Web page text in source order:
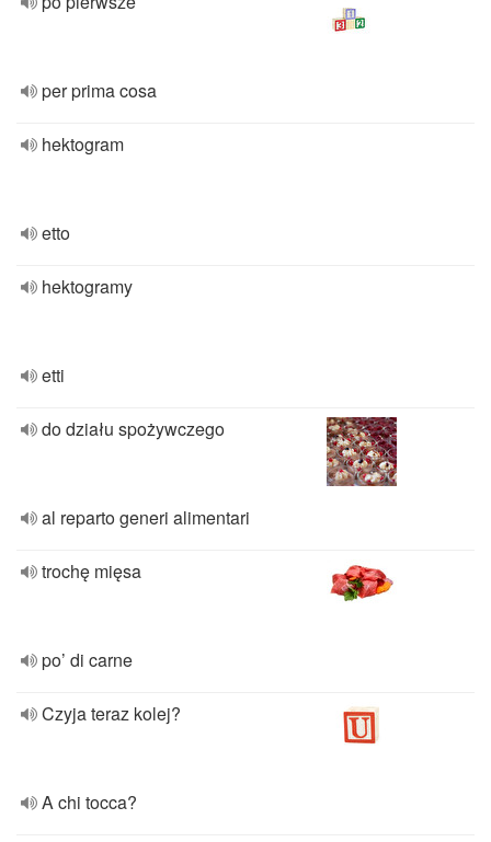
per prima cosa
hektogram
etto
hektogramy
etti
do działu spożywczego
al reparto generi alimentari
trochę mięsa
po’ di carne
Czyja teraz kolej?
A chi tocca?